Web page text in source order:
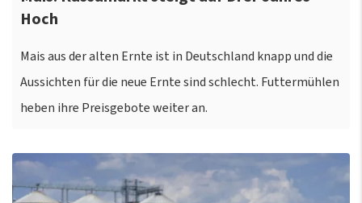
Hoch
Mais aus der alten Ernte ist in Deutschland knapp und die
Aussichten für die neue Ernte sind schlecht. Futtermühlen
heben ihre Preisgebote weiter an.